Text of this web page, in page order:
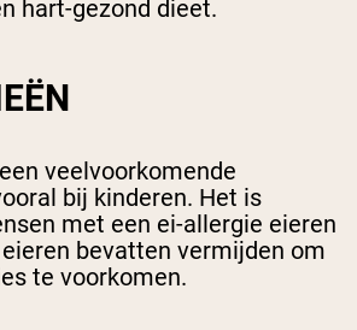
hart-gezond dieet.
veelvoorkomende
bij kinderen. Het is
met een ei-allergie eieren
bevatten vermijden om
te voorkomen.